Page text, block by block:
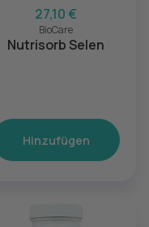
27,10 €
BioCare
Nutrisorb Selen
Hinzufügen